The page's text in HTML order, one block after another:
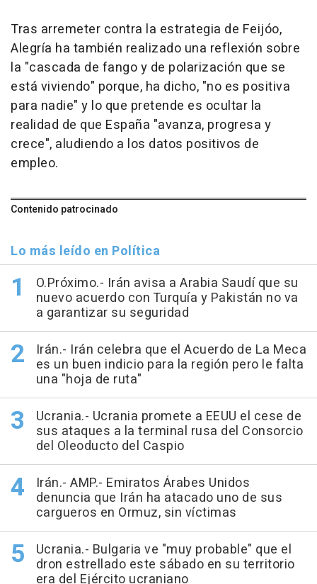
Tras arremeter contra la estrategia de Feijóo,
Alegría ha también realizado una reflexión sobre
la "cascada de fango y de polarización que se
está viviendo" porque, ha dicho, "no es positiva
para nadie" y lo que pretende es ocultar la
realidad de que España "avanza, progresa y
crece", aludiendo a los datos positivos de
empleo.
Contenido patrocinado
Lo más leído en Política
O.Próximo.- Irán avisa a Arabia Saudí que su
nuevo acuerdo con Turquía y Pakistán no va
a garantizar su seguridad
Irán.- Irán celebra que el Acuerdo de La Meca
es un buen indicio para la región pero le falta
una "hoja de ruta"
Ucrania.- Ucrania promete a EEUU el cese de
sus ataques a la terminal rusa del Consorcio
del Oleoducto del Caspio
Irán.- AMP.- Emiratos Árabes Unidos
denuncia que Irán ha atacado uno de sus
cargueros en Ormuz, sin víctimas
Ucrania.- Bulgaria ve "muy probable" que el
dron estrellado este sábado en su territorio
era del Ejército ucraniano